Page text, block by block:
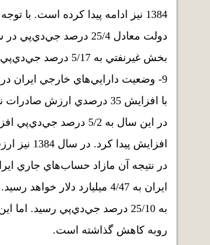
1384 نيز ادامه پيدا كرده است.
بخش غيرنفتي به 5/17 درصد جي‌دي‌پي برسد.
9- وضعيت دارايي‌هاي خارجي
در اين سال به 5/2
افزايش
روبه كاهش گذاشته است.